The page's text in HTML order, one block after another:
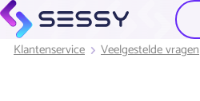
Klantenservice Veelgestelde vragen